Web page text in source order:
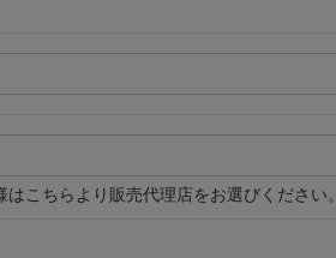
こちらより販売代理店をお選びください。